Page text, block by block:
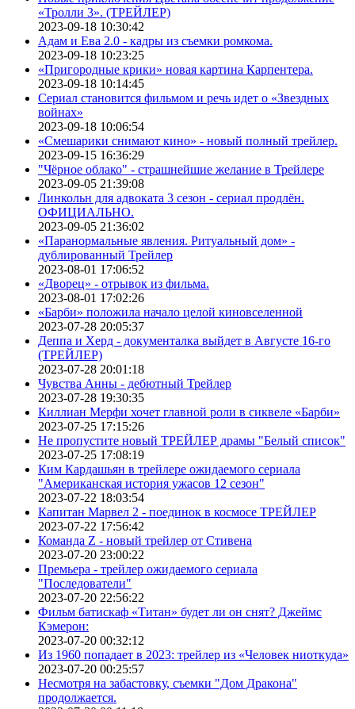
«Тролли 3». (ТРЕЙЛЕР)
2023-09-18 10:30:42
Адам и Ева 2.0 - кадры из съемки ромкома.
2023-09-18 10:23:25
«Пригородные крики» новая картина Карпентера.
2023-09-18 10:14:45
Сериал становится фильмом и речь идет о «Звездных
войнах»
2023-09-18 10:06:54
«Смешарики снимают кино» - новый полный трейлер.
2023-09-15 16:36:29
"Чёрное облако" - страшнейшие желание в Трейлере
2023-09-05 21:39:08
Линкольн для адвоката 3 сезон - сериал продлён.
ОФИЦИАЛЬНО.
2023-09-05 21:36:02
«Паранормальные явления. Ритуальный дом» -
дублированный Трейлер
2023-08-01 17:06:52
«Дворец» - отрывок из фильма.
2023-08-01 17:02:26
«Барби» положила начало целой киновселенной
2023-07-28 20:05:37
Деппа и Херд - документалка выйдет в Августе 16-го
(ТРЕЙЛЕР)
2023-07-28 20:01:18
Чувства Анны - дебютный Трейлер
2023-07-28 19:30:35
Киллиан Мерфи хочет главной роли в сиквеле «Барби»
2023-07-25 17:15:26
Не пропустите новый ТРЕЙЛЕР драмы "Белый список"
2023-07-25 17:08:19
Ким Кардашьян в трейлере ожидаемого сериала
"Американская история ужасов 12 сезон"
2023-07-22 18:03:54
Капитан Марвел 2 - поединок в космосе ТРЕЙЛЕР
2023-07-22 17:56:42
Команда Z - новый трейлер от Стивена
2023-07-20 23:00:22
Премьера - трейлер ожидаемого сериала
"Последователи"
2023-07-20 22:56:22
Фильм батискаф «Титан» будет ли он снят? Джеймс
Кэмерон:
2023-07-20 00:32:12
Из 1960 попадает в 2023: трейлер из «Человек ниоткуда»
2023-07-20 00:25:57
Несмотря на забастовку, съемки "Дом Дракона"
продолжается.